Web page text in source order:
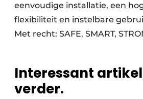
eenvoudige installatie, een
flexibiliteit en instelbare
Met recht: SAFE, SMART,
Interessant
verder.